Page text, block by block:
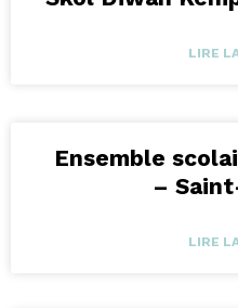
LIRE
Ensemble
–
LIRE